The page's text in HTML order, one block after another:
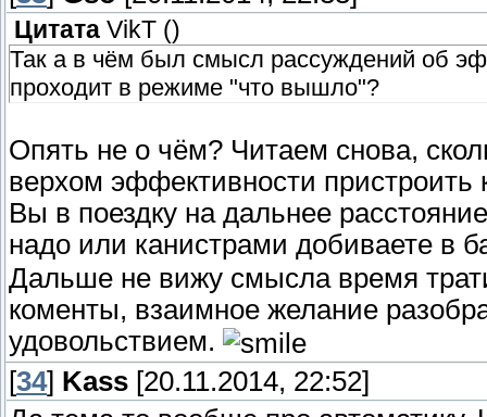
Цитата VikT ()
Так а в чём был смысл рассуждений об
проходит в режиме "что вышло"?
Опять не о чём? Читаем снова,
верхом эффективности
Вы в поездку на дальнее
надо или канистрами добиваете в
Дальше не вижу смысла время
коменты, взаимное желание
удовольствием.
[34] Kass [20.11.2014, 22:52]